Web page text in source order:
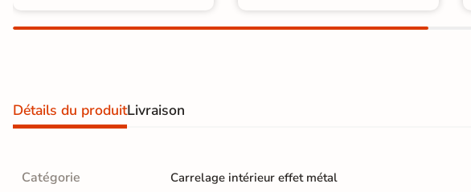
Carrelage brillant
Détails du produitLivraison
Catégorie Carrelage intérieur effet métal